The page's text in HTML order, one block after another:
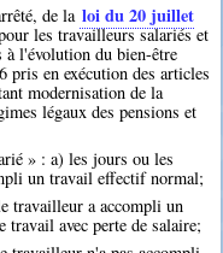
de la loi du 20 juillet
les travailleurs salariés et
à l'évolution du bien-être
pris en exécution des articles
modernisation de la
légaux des pensions et
» : a) les jours ou les
un travail effectif normal;
travailleur a accompli un
travail avec perte de salaire;